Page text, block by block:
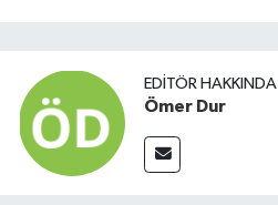
EDITÖR HAKKINDA
Ömer Dur